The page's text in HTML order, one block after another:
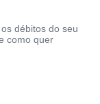
débitos do seu
como quer